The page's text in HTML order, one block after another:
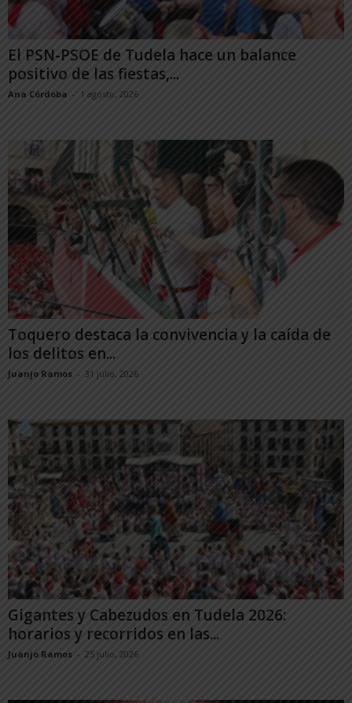
El PSN-PSOE de Tudela hace un balance
positivo de las fiestas,...
Ana Córdoba - 1 agosto, 2026
Toquero destaca la convivencia y la caída de
los delitos en...
Juanjo Ramos - 31 julio, 2026
Gigantes y Cabezudos en Tudela 2026:
horarios y recorridos en las...
Juanjo Ramos - 25 julio, 2026